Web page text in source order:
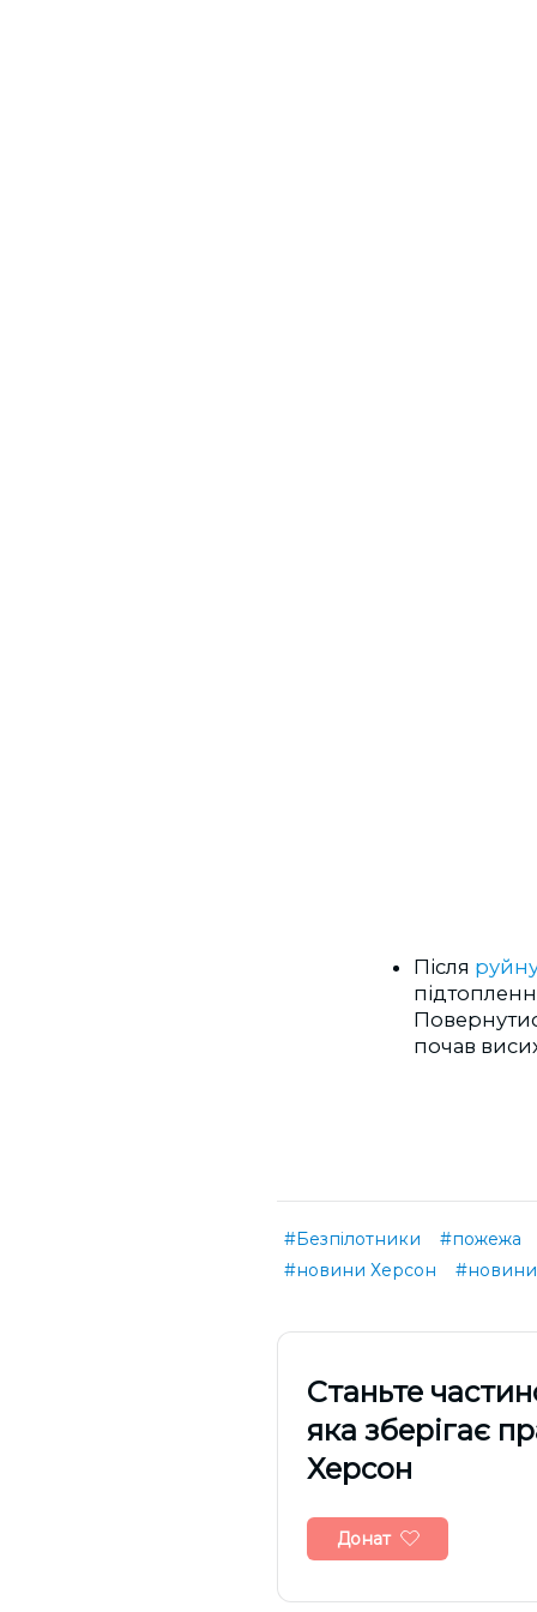
Після
почав
#Безпілотники #пожежа
#новини Херсон
Cтаньте
яка зберігає
Херсон
Донат